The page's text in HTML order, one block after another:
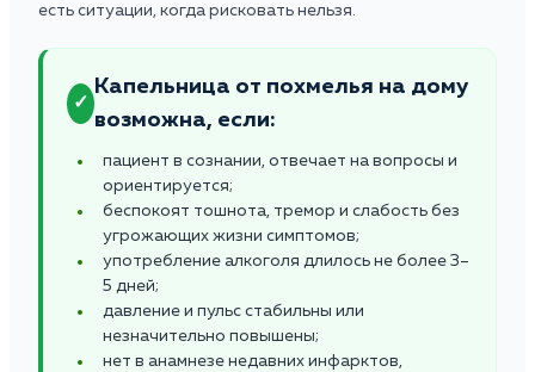
есть ситуации, когда рисковать нельзя.
✓
Капельница от похмелья на дому
возможна, если:
пациент в сознании, отвечает на вопросы и
ориентируется;
беспокоят тошнота, тремор и слабость без
угрожающих жизни симптомов;
употребление алкоголя длилось не более 3–
5 дней;
давление и пульс стабильны или
незначительно повышены;
нет в анамнезе недавних инфарктов,